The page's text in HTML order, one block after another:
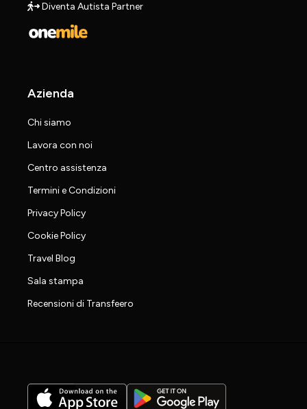
Diventa Autista Partner
Azienda
Chi siamo
Lavora con noi
Centro assistenza
Termini e Condizioni
Privacy Policy
Cookie Policy
Travel Blog
Sala stampa
Recensioni di Transfeero